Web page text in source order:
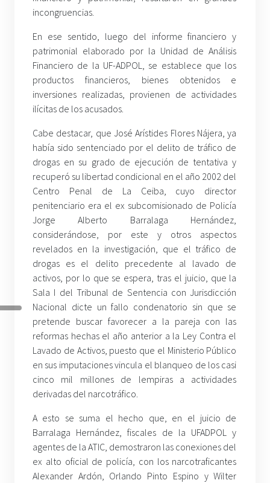
incongruencias.
En ese sentido, luego del informe financiero y
patrimonial elaborado por la Unidad de Análisis
Financiero de la UF-ADPOL, se establece que los
productos financieros, bienes obtenidos e
inversiones realizadas, provienen de actividades
ilícitas de los acusados.
Cabe destacar, que José Arístides Flores Nájera, ya
había sido sentenciado por el delito de tráfico de
drogas en su grado de ejecución de tentativa y
recuperó su libertad condicional en el año 2002 del
Centro Penal de La Ceiba, cuyo director
penitenciario era el ex subcomisionado de Policía
Jorge Alberto Barralaga Hernández,
considerándose, por este y otros aspectos
revelados en la investigación, que el tráfico de
drogas es el delito precedente al lavado de
activos, por lo que se espera, tras el juicio, que la
Sala I del Tribunal de Sentencia con Jurisdicción
Nacional dicte un fallo condenatorio sin que se
pretende buscar favorecer a la pareja con las
reformas hechas el año anterior a la Ley Contra el
Lavado de Activos, puesto que el Ministerio Público
en sus imputaciones vincula el blanqueo de los casi
cinco mil millones de lempiras a actividades
derivadas del narcotráfico.
A esto se suma el hecho que, en el juicio de
Barralaga Hernández, fiscales de la UFADPOL y
agentes de la ATIC, demostraron las conexiones del
ex alto oficial de policía, con los narcotraficantes
Alexander Ardón, Orlando Pinto Espino y Wilter